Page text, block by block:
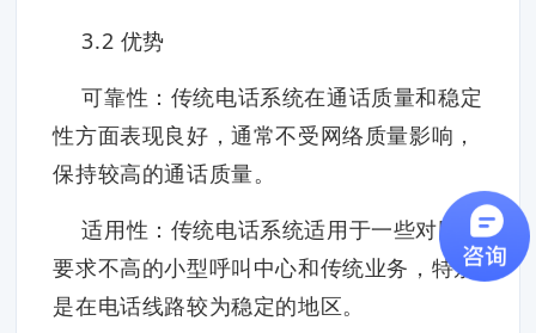
3.2 优势
可靠性：传统电话系统在通话质量和稳定
性方面表现良好，通常不受网络质量影响，
保持较高的通话质量。
适用性：传统电话系统适用于一些对网络
要求不高的小型呼叫中心和传统业务，特别
是在电话线路较为稳定的地区。